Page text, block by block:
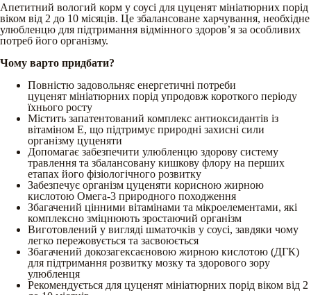
Апетитний вологий корм у соусі для цуценят мініатюрних порід
віком від 2 до 10 місяців. Це збалансоване харчування, необхідне
улюбленцю для підтримання відмінного здоров’я за особливих
потреб його організму.
Чому варто придбати?
Повністю задовольняє енергетичні потреби
цуценят мініатюрних порід упродовж короткого періоду
їхнього росту
Містить запатентований комплекс антиоксидантів із
вітаміном Е, що підтримує природні захисні сили
організму цуценяти
Допомагає забезпечити улюбленцю здорову систему
травлення та збалансовану кишкову флору на перших
етапах його фізіологічного розвитку
Забезпечує організм цуценяти корисною жирною
кислотою Омега-3 природного походження
Збагачений цінними вітамінами та мікроелементами, які
комплексно зміцнюють зростаючий організм
Виготовлений у вигляді шматочків у соусі, завдяки чому
легко пережовується та засвоюється
Збагачений докозагексаєновою жирною кислотою (ДГК)
для підтримання розвитку мозку та здорового зору
улюбленця
Рекомендується для цуценят мініатюрних порід віком від 2